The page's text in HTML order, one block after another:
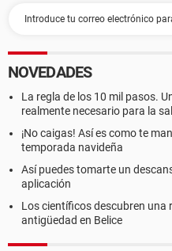
NOVEDADES
La regla de los 10 mil pasos.
realmente necesario para la
¡No caigas! Así es como te
temporada navideña
Así puedes tomarte un
aplicación
Los científicos descubren una
antigüedad en Belice